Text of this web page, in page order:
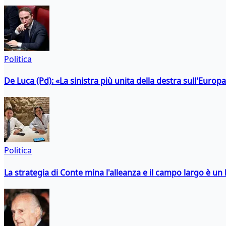
Politica
De Luca (Pd): «La sinistra più unita della destra
Politica
La strategia di Conte mina l'alleanza e il campo largo è